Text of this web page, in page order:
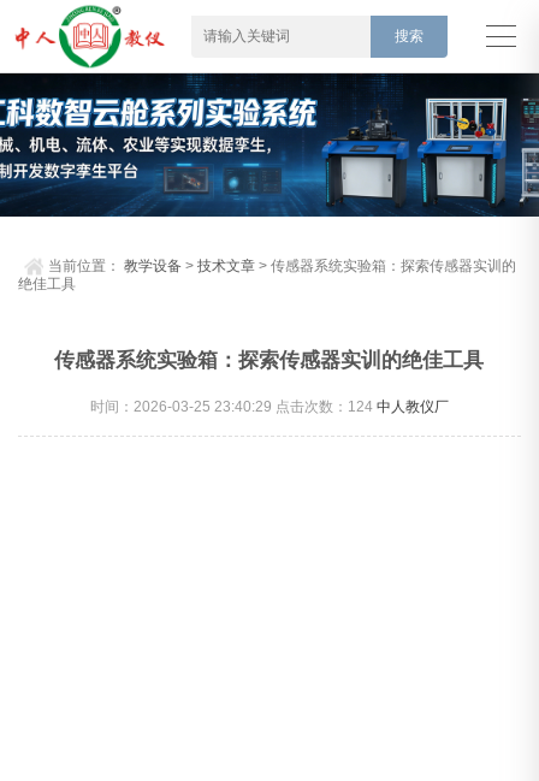
当前位置：教学设备 >技术文章 > 传感器系统实验箱：探索传感器实训的
绝佳工具
传感器系统实验箱：探索传感器实训的绝佳工具
时间：2026-03-25 23:40:29 点击次数： 124 中人教仪厂